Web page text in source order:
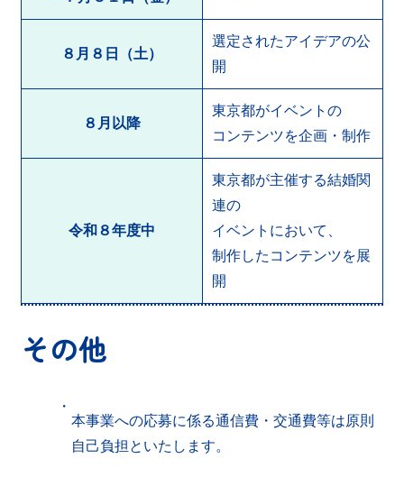
８月８日（土）
選定されたアイデアの公
開
８月以降
東京都がイベントの
コンテンツを企画・制作
令和８年度中
東京都が主催する結婚関
連の
イベントにおいて、
制作したコンテンツを展
開
その他
・
本事業への応募に係る通信費・交通費等は原則
自己負担といたします。